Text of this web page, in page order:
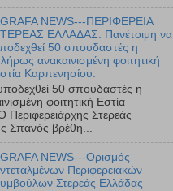
NEWS---ΠΕΡΙΦΕΡΕΙΑ
ΕΛΛΑΔΑΣ: Πανέτοιμη να
50 σπουδαστές η
ανακαινισμένη φοιτητική
Καρπενησίου.
50 σπουδαστές η
φοιτητική Εστία
Περιφερειάρχης Στερεάς
Σπανός βρέθη...
NEWS---Ορισμός
Περιφερειακών
Στερεάς Ελλάδας